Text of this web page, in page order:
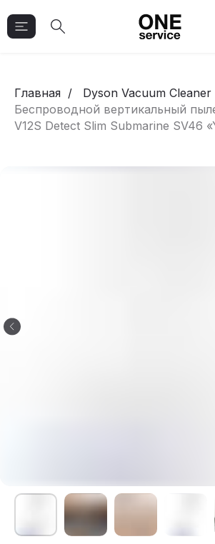
Главная
Dyson Vacuum Cleaner
Беспроводной вертикальный
V12S Detect Slim Submarine SV46